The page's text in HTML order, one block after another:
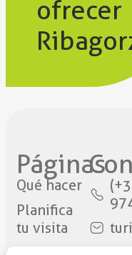
ofrecer
Páginas
Qué hacer
Planifica
tu visita